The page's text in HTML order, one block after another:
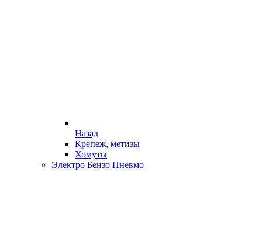
Назад
Крепеж, метизы
Хомуты
Электро Бензо Пневмо